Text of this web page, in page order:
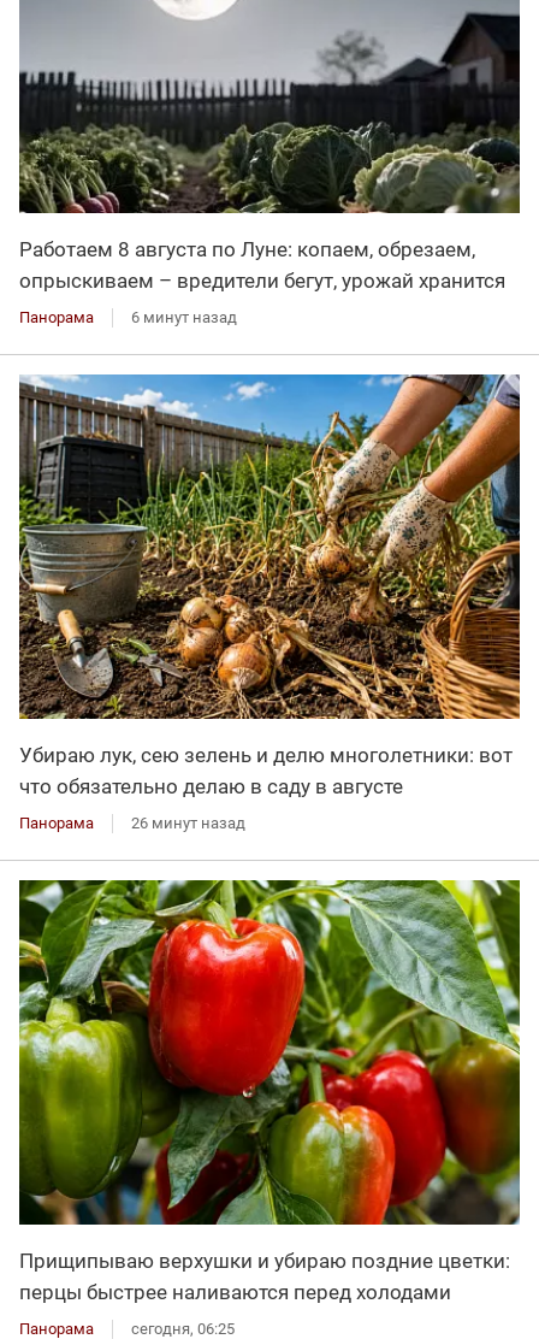
Работаем 8 августа по Луне: копаем, обрезаем,
опрыскиваем – вредители бегут, урожай хранится
Панорама 6 минут назад
Убираю лук, сею зелень и делю многолетники: вот
что обязательно делаю в саду в августе
Панорама 26 минут назад
Прищипываю верхушки и убираю поздние цветки:
перцы быстрее наливаются перед холодами
Панорама сегодня, 06:25